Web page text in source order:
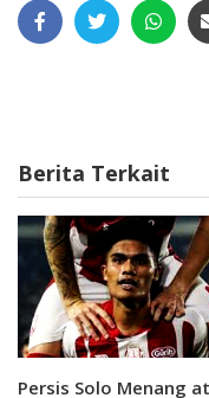
Berita Terkait
Persis Solo Menang